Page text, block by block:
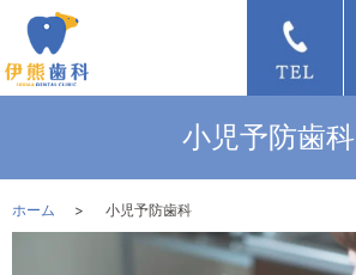
小児予防歯科
ホーム 小児予防歯科